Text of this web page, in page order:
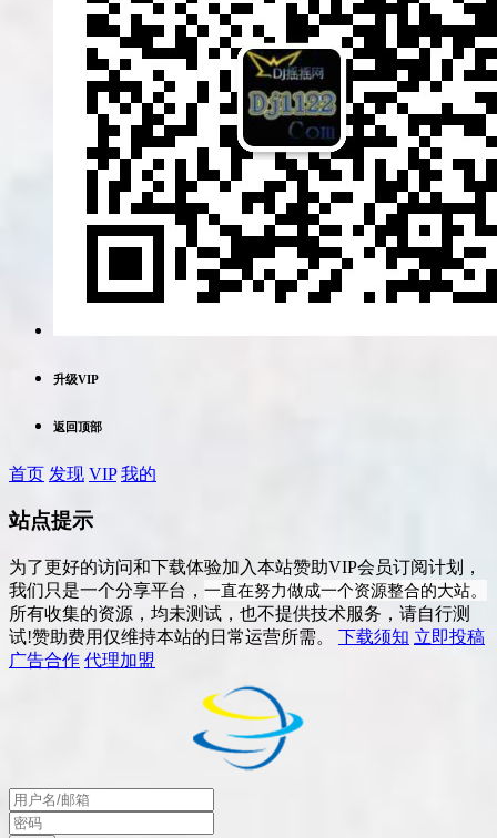
升级VIP
返回顶部
首页 发现 VIP 我的
站点提示
为了更好的访问和下载体验加入本站赞助VIP会员订阅计划，
我们只是一个分享平台， 一直在努力做成一个资源整合的大站。
所有收集的资源，均未测试，也不提供技术服务，请自行测
试!赞助费用仅维持本站的日常运营所需。 下载须知 立即投稿
广告合作 代理加盟